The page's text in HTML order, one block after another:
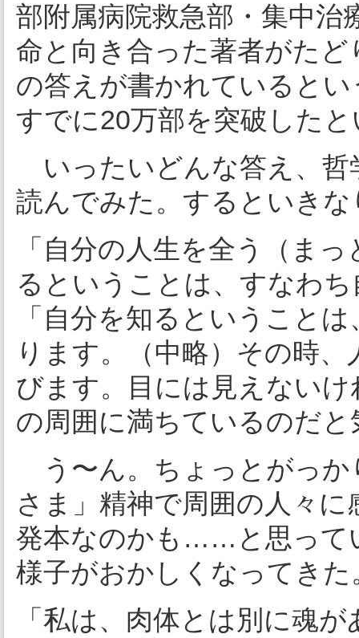
部附属病院救急部・集中治
命と向き合った著者がた
の答えが書かれていると
すでに20万部を突破した
いったいどんな答え、哲
読んでみた。するといき
「自分の人生を全う（ま
るということは、すなわ
「自分を知るということ
ります。（中略）その時
びます。目には見えない
の周囲に満ちているのだ
う〜ん。ちょっとがっか
さま」精神で周囲の人々
発本なのかも……と思って
様子がおかしくなってきた
「私は、肉体とは別に魂